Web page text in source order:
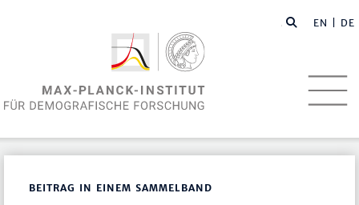
EN | DE
BEITRAG IN EINEM SAMMELBAND